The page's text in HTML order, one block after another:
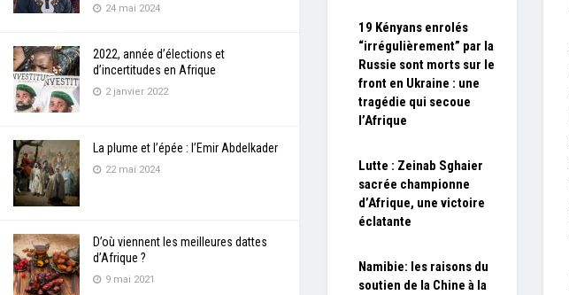
24 mai 2024
2022, année d’élections et
d’incertitudes en Afrique
2 janvier 2022
La plume et l’épée : l’Emir Abdelkader
22 mai 2024
D’où viennent les meilleures dattes
d’Afrique ?
9 mai 2021
19 Kényans enrolés
“irrégulièrement” par la
Russie sont morts sur le
front en Ukraine : une
tragédie qui secoue
l’Afrique
Lutte : Zeinab Sghaier
sacrée championne
d’Afrique, une victoire
éclatante
Namibie: les raisons du
soutien de la Chine à la